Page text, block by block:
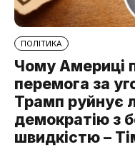
ПОЛІТИКА
Чому Америці
перемога за
Трамп руйнує
демократію з
швидкістю –